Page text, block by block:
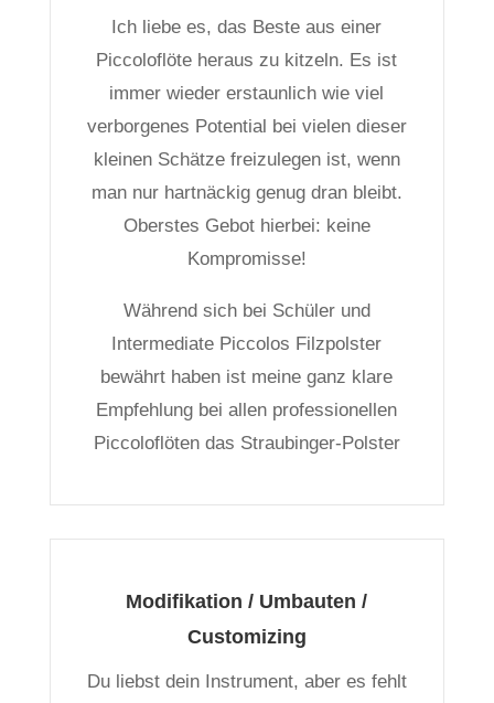
Ich liebe es, das Beste aus einer
Piccoloflöte heraus zu kitzeln. Es ist
immer wieder erstaunlich wie viel
verborgenes Potential bei vielen dieser
kleinen Schätze freizulegen ist, wenn
man nur hartnäckig genug dran bleibt.
Oberstes Gebot hierbei: keine
Kompromisse!
Während sich bei Schüler und
Intermediate Piccolos Filzpolster
bewährt haben ist meine ganz klare
Empfehlung bei allen professionellen
Piccoloflöten das Straubinger-Polster
Modifikation / Umbauten /
Customizing
Du liebst dein Instrument, aber es fehlt